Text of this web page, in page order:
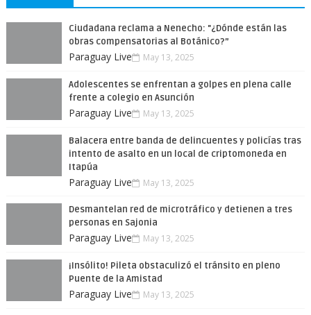
Ciudadana reclama a Nenecho: "¿Dónde están las
obras compensatorias al Botánico?”
Paraguay Live May 13, 2025
Adolescentes se enfrentan a golpes en plena calle
frente a colegio en Asunción
Paraguay Live May 13, 2025
Balacera entre banda de delincuentes y policías tras
intento de asalto en un local de criptomoneda en
Itapúa
Paraguay Live May 13, 2025
Desmantelan red de microtráfico y detienen a tres
personas en Sajonia
Paraguay Live May 13, 2025
¡Insólito! Pileta obstaculizó el tránsito en pleno
Puente de la Amistad
Paraguay Live May 13, 2025